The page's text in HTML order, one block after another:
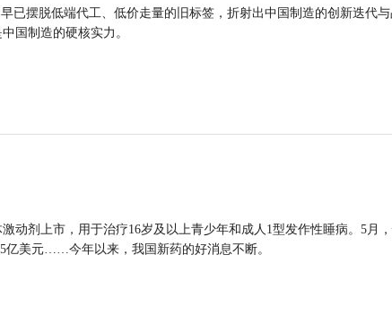
已摆脱低端代工、低价走量的旧标签，折射出中国制造的创新迭代
国制造的硬核实力。
动剂上市，用于治疗16岁及以上青少年和成人1型发作性睡病。5月
亿美元……今年以来，我国新药的好消息不断。